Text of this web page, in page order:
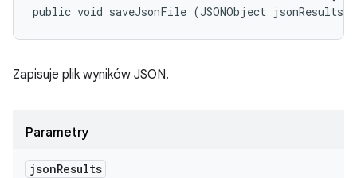
public void saveJsonFile (JSONObject jsonResults)
Zapisuje plik wyników JSON.
Parametry
jsonResults